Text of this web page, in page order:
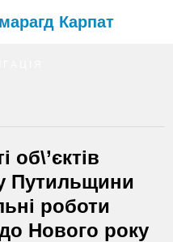
Карпат
об\’єктів
Путильщини
роботи
Нового року